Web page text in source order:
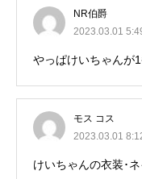
NR伯爵
2023.03.01
やっぱけいちゃんが
モス コス
2023.03.01
けいちゃんの衣装･